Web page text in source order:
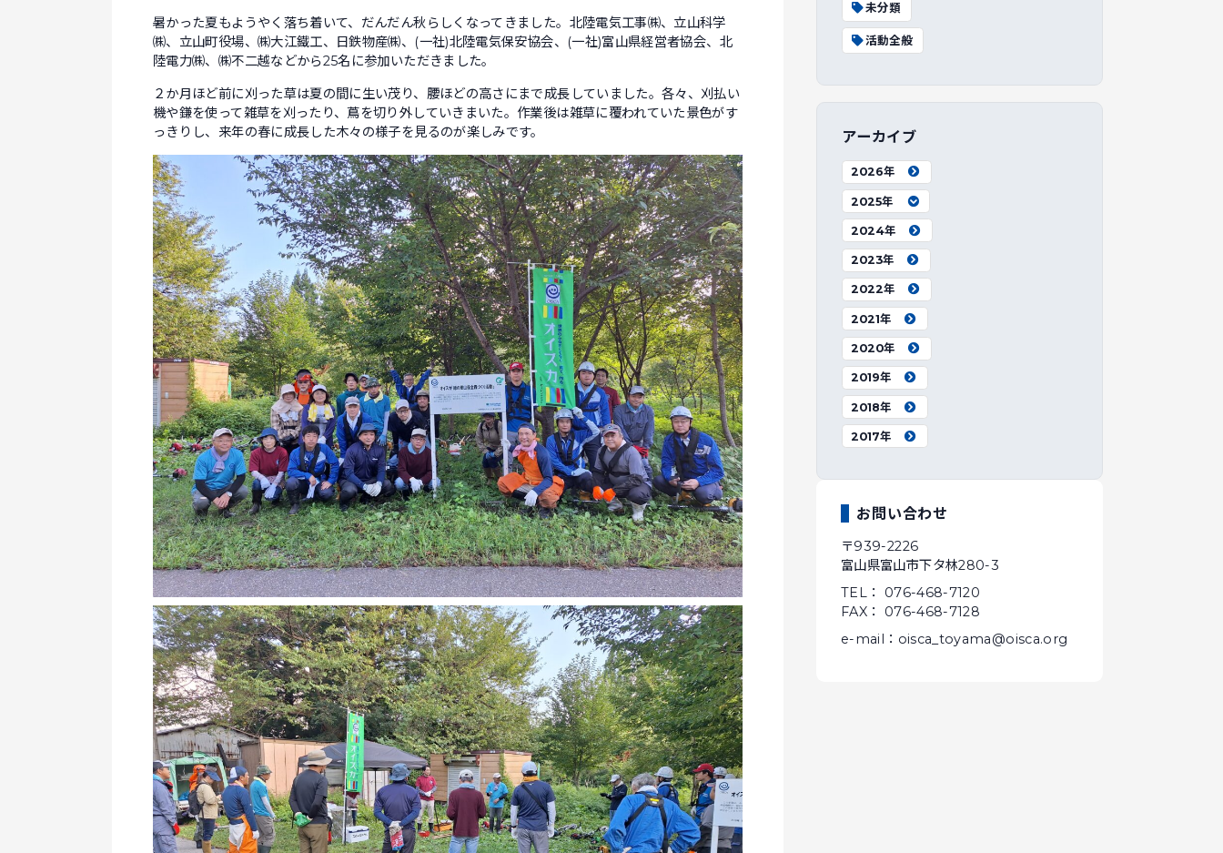
暑かった夏もようやく落ち着いて、だんだん秋らしくなってきました。北陸電気工事㈱、立山科学
㈱、立山町役場、㈱大江鐵工、日鉄物産㈱、(一社)北陸電気保安協会、(一社)富山県経営者協会、北
陸電力㈱、㈱不二越などから25名に参加いただきました。
２か月ほど前に刈った草は夏の間に生い茂り、腰ほどの高さにまで成長していました。各々、刈払い
機や鎌を使って雑草を刈ったり、蔦を切り外していきまいた。作業後は雑草に覆われていた景色がす
っきりし、来年の春に成長した木々の様子を見るのが楽しみです。
未分類
活動全般
アーカイブ
2026年
2025年
2024年
2023年
2022年
2021年
2020年
2019年
2018年
2017年
お問い合わせ
〒939-2226
富山県富山市下タ林280-3
TEL： 076-468-7120
FAX： 076-468-7128
e-mail：oisca_toyama@oisca.org